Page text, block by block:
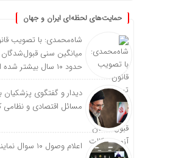
حمایت‌های لحظه‌ای ایران و جهان
شاه‌محمدی: با تصویب
میانگین سنی
حدود ۱۰ سال بیشتر شده است
دیدار و گفتگوی پزشکیان
مسائل اقتصادی و نظامی
اعلام وصول ۱۰ سوال نمایندگان مجلس از وزرا